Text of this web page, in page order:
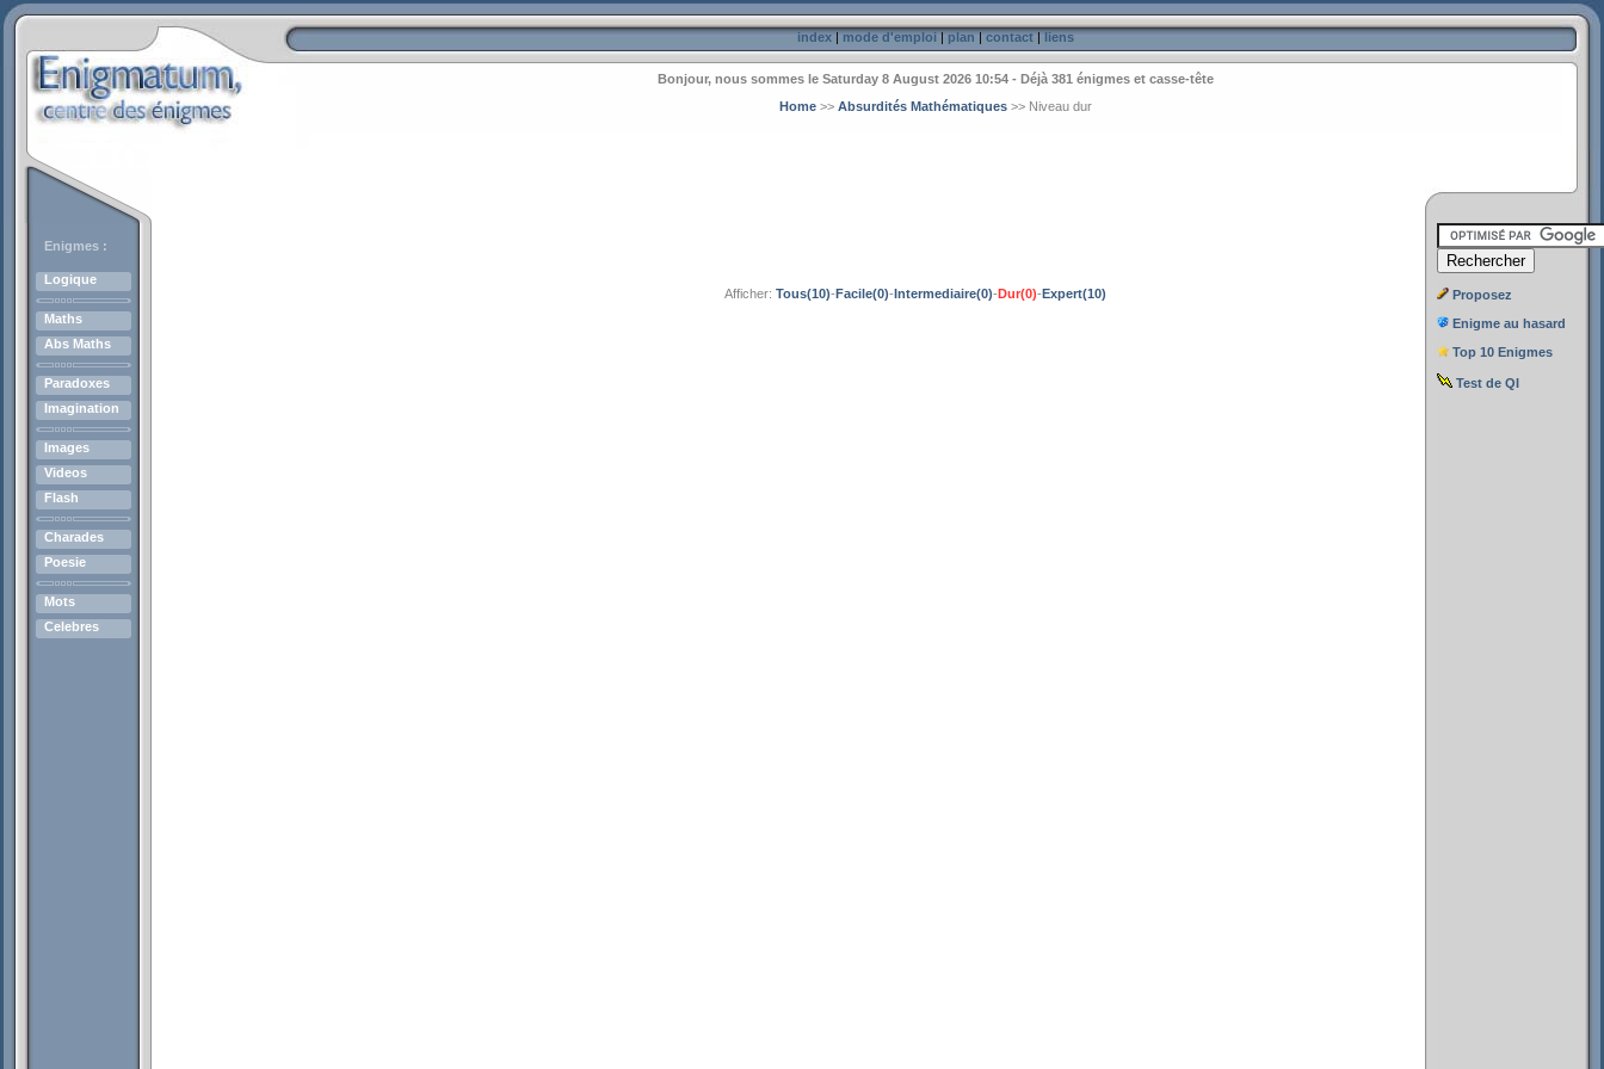
index|mode d'emploi|plan|contact|liens
Bonjour, nous sommes le Saturday 8 August 2026 10:54 - Déjà 381 énigmes et casse-tête
Home >> Absurdités Mathématiques >> Niveau dur
Enigmes :
Logique
Maths
Abs Maths
Paradoxes
Imagination
Images
Videos
Flash
Charades
Poesie
Mots
Celebres
Proposez
Enigme au hasard
Top 10 Enigmes
Test de QI
Afficher: Tous(10)-Facile(0)-Intermediaire(0)-Dur(0)-Expert(10)